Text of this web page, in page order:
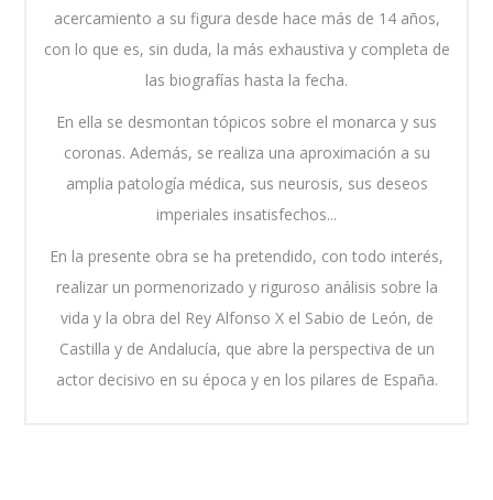
acercamiento a su figura desde hace más de 14 años,
con lo que es, sin duda, la más exhaustiva y completa de
las biografías hasta la fecha.
En ella se desmontan tópicos sobre el monarca y sus
coronas. Además, se realiza una aproximación a su
amplia patología médica, sus neurosis, sus deseos
imperiales insatisfechos...
En la presente obra se ha pretendido, con todo interés,
realizar un pormenorizado y riguroso análisis sobre la
vida y la obra del Rey Alfonso X el Sabio de León, de
Castilla y de Andalucía, que abre la perspectiva de un
actor decisivo en su época y en los pilares de España.